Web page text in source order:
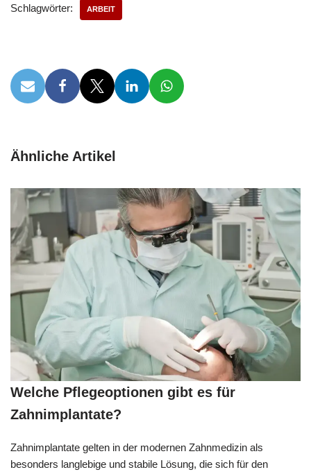
Schlagwörter: ARBEIT
Ähnliche Artikel
Welche Pflegeoptionen gibt es für
Zahnimplantate?
Zahnimplantate gelten in der modernen Zahnmedizin als
besonders langlebige und stabile Lösung, die sich für den